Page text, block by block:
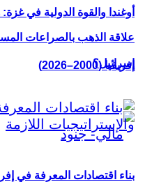
أوغندا والقوة الدولية في
إسرائيل؟
علاقة الذهب بالصراعات
إفريقيا (2000–2026)
بناء اقتصادات المعرفة في